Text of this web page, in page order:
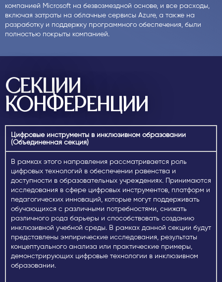
Kymbat Smakova, SDU University, Kazakhstan
Kumis Zhayikbay, SDU University, Kazakhstan
Dr. Saya Baisultanova, SDU University, Kazakhstan
Prof. Bayan Kerimbekova, SDU University, Kazakhstan
Assist. Prof. Elif Ozdemir, SDU University, Kazakhstan
Assoc. Prof. Bereke Zhumakayeva, SDU University,
Kazakhstan
Prof.Shattygul Yerkhozhina, SDU University, Kazakhstan
Assist. Prof. Gaziza Otarbayeva, SDU Univesity, Kazakhstan
Prof. Kurmangazy Sadykbekova, SDU University, Kazakhstan
Assoc. Prof. Bakhyt Sydykhanov, SDU University, Kazakhstan
Assoc. Prof. Bota Zhumakayeva, SDU University, Kazakhstan
Assoc. Prof. Dzhanbulat Kayinbaev, SDU University,
Kazakhstan
Assoc. Prof. Halit Yilmaz, SDU University, Kazakhstan
Assoc. Prof. Gulmira Bekenova, SDU University, Kazakhstan
Assist. Prof. Azatzhan Baitekov, SDU University, Kazakhstan
Assoc. Prof. Aigul Dauletkulova, SDU University, Kazakhstan
Assist. Prof. Dinara Yertargynkyzy, SDU University,
Kazakhstan
Assist. Prof. Gulmira Myshbayeva, SDU University,
Kazakhstan
Assist. Prof. Lyaila Iskakova, SDU University, Kazakhstan
компанией Microsoft на безвозмездной основе, и все расходы,
включая затраты на облачные сервисы Azure, а также на
разработку и поддержку программного обеспечения, были
полностью покрыты компанией.
СЕКЦИИ
КОНФЕРЕНЦИИ
Цифровые инструменты в инклюзивном образовании
(Объединенная секция)
В рамках этого направления рассматривается роль
цифровых технологий в обеспечении равенства и
доступности в образовательных учреждениях. Принимаются
исследования в сфере цифровых инструментов, платформ и
педагогических инноваций, которые могут поддерживать
обучающихся с различными потребностями, снижать
различного рода барьеры и способствовать созданию
инклюзивной учебной среды. В рамках данной секции будут
представлены эмпирические исследования, результаты
концептуального анализа или практические примеры,
демонстрирующих цифровые технологии в инклюзивном
образовании.